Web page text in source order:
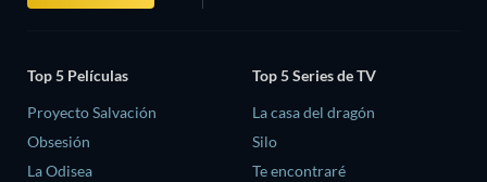
Top 5 Películas
Proyecto Salvación
Obsesión
La Odisea
Top 5 Series de TV
La casa del dragón
Silo
Te encontraré